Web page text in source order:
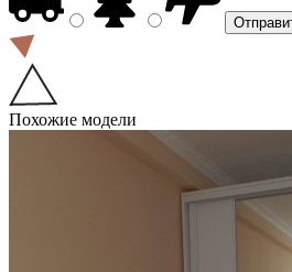
Похожие модели